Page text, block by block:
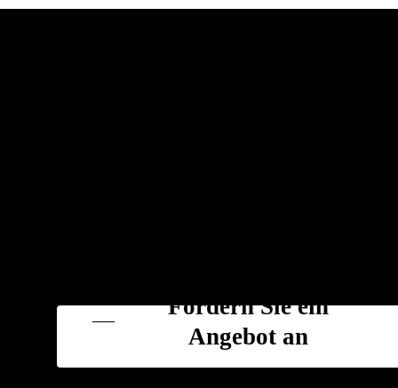
Fordern Sie ein
Angebot an